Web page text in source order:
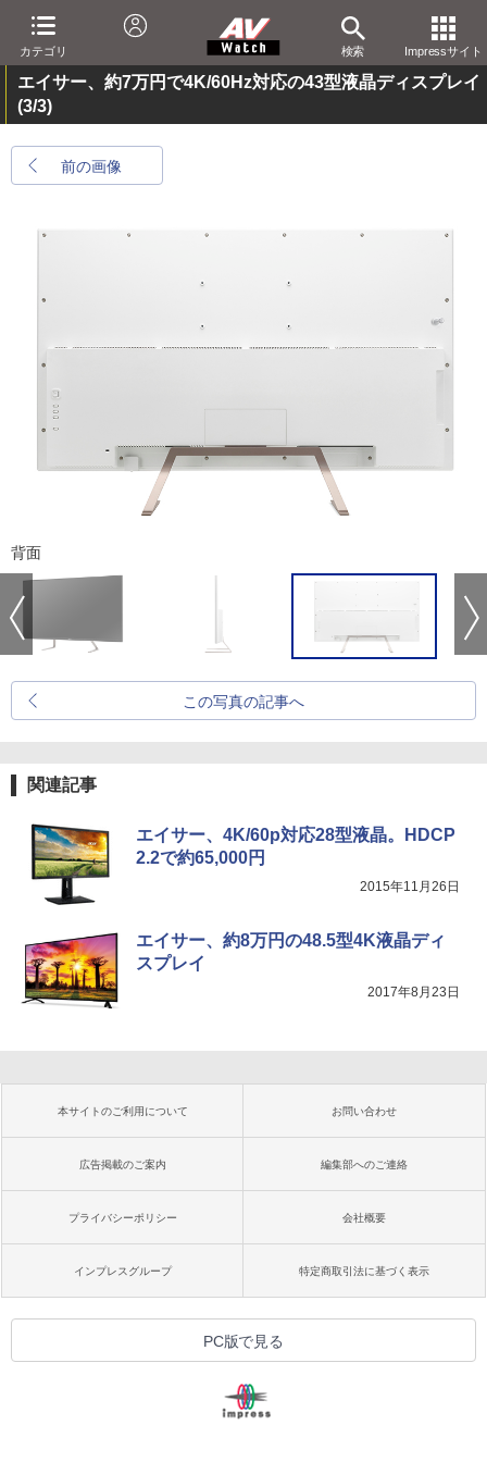
カテゴリ 検索 Impressサイト
エイサー、約7万円で4K/60Hz対応の43型液晶ディスプレイ
(3/3)
前の画像
背面
この写真の記事へ
関連記事
エイサー、4K/60p対応28型液晶。HDCP
2.2で約65,000円
2015年11月26日
エイサー、約8万円の48.5型4K液晶ディ
スプレイ
2017年8月23日
本サイトのご利用について お問い合わせ
広告掲載のご案内 編集部へのご連絡
プライバシーポリシー 会社概要
インプレスグループ 特定商取引法に基づく表示
PC版で見る